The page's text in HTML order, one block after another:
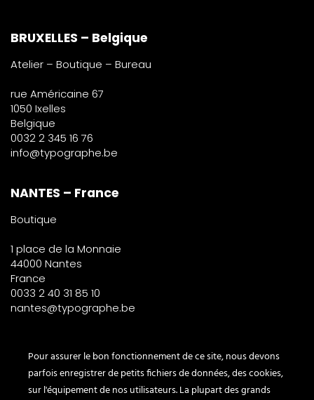
BRUXELLES – Belgique
Atelier – Boutique – Bureau
rue Américaine 67
1050 Ixelles
Belgique
0032 2 345 16 76
info@typographe.be
NANTES – France
Boutique
1 place de la Monnaie
44000 Nantes
France
0033 2 40 31 85 10
nantes@typographe.be
PARIS – France
Corner
Pour assurer le bon fonctionnement de ce site, nous devons
parfois enregistrer de petits fichiers de données, des cookies,
sur l'équipement de nos utilisateurs. La plupart des grands